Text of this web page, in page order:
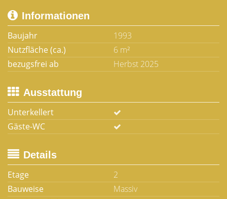
Informationen
Baujahr
1993
Nutzfläche (ca.)
6 m²
bezugsfrei ab
Herbst 2025
Ausstattung
Unterkellert
Gäste-WC
Details
Etage
2
Bauweise
Massiv